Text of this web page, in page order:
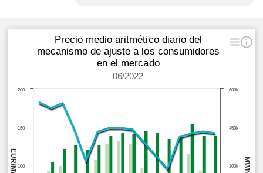
MWh
EUR/MWh
Precio medio aritmético diario del
mecanismo de ajuste a los consumidores
en el mercado
06/2022
300k
450k
600k
100
150
200